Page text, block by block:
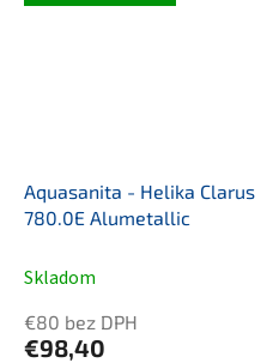
Aquasanita - Helika Clarus
780.0E Alumetallic
Skladom
€80 bez DPH
€98,40